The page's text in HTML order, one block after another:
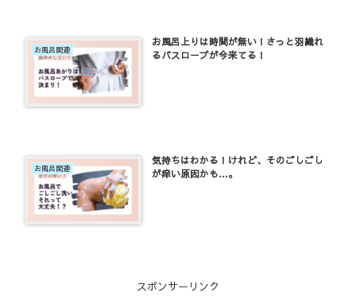
お風呂関連
お風呂上りは時間が無い！さっと羽織れ
るバスローブが今来てる！
お風呂関連
気持ちはわかる！けれど、そのごしごし
が痒い原因かも…。
スポンサーリンク